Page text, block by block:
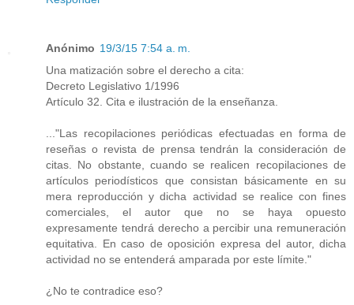
Anónimo 19/3/15 7:54 a. m.
Una matización sobre el derecho a cita:
Decreto Legislativo 1/1996
Artículo 32. Cita e ilustración de la enseñanza.
..."Las recopilaciones periódicas efectuadas en forma de
reseñas o revista de prensa tendrán la consideración de
citas. No obstante, cuando se realicen recopilaciones de
artículos periodísticos que consistan básicamente en su
mera reproducción y dicha actividad se realice con fines
comerciales, el autor que no se haya opuesto
expresamente tendrá derecho a percibir una remuneración
equitativa. En caso de oposición expresa del autor, dicha
actividad no se entenderá amparada por este límite."
¿No te contradice eso?